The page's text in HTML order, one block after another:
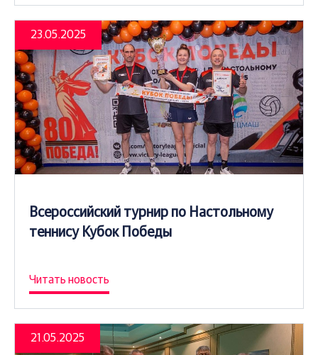
23.05.2025
Всероссийский турнир по Настольному
теннису Кубок Победы
Читать новость
21.05.2025